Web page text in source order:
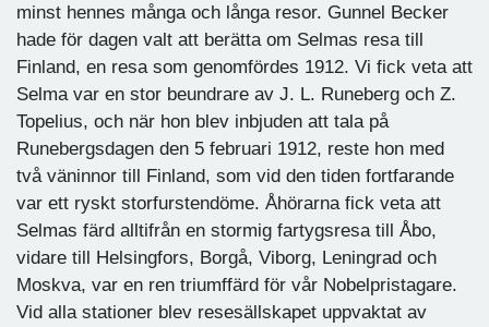
minst hennes många och långa resor. Gunnel Becker
hade för dagen valt att berätta om Selmas resa till
Finland, en resa som genomfördes 1912. Vi fick veta att
Selma var en stor beundrare av J. L. Runeberg och Z.
Topelius, och när hon blev inbjuden att tala på
Runebergsdagen den 5 februari 1912, reste hon med
två väninnor till Finland, som vid den tiden fortfarande
var ett ryskt storfurstendöme. Åhörarna fick veta att
Selmas färd alltifrån en stormig fartygsresa till Åbo,
vidare till Helsingfors, Borgå, Viborg, Leningrad och
Moskva, var en ren triumffärd för vår Nobelpristagare.
Vid alla stationer blev resesällskapet uppvaktat av